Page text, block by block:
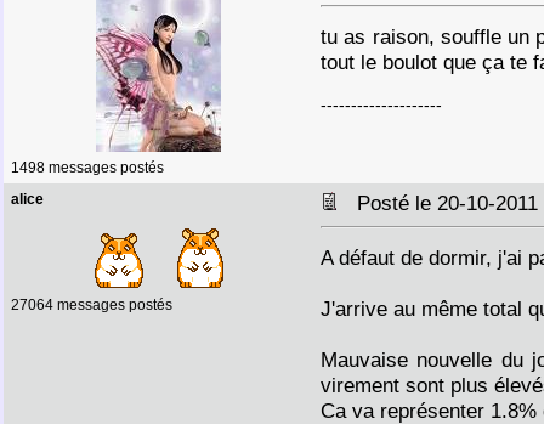
1498 messages postés
tu as raison, souffle un
tout le boulot que ça te
--------------------
alice
27064 messages postés
Posté le 20-10-
A défaut de dormir, j'ai
J'arrive au même total
Mauvaise nouvelle du
virement sont plus
Ca va représenter